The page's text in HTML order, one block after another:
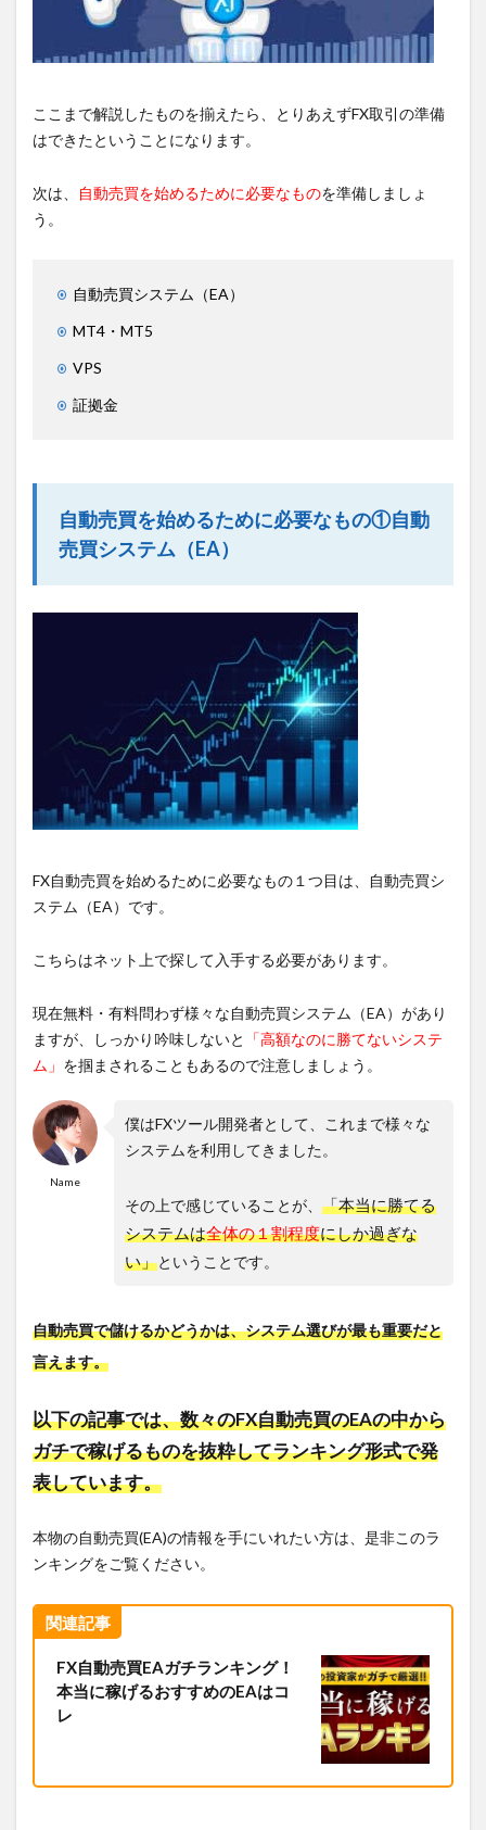
ここまで解説したものを揃えたら、とりあえずFX取引の準備
はできたということになります。
次は、 自動売買を始めるために必要なものを準備しましょ
う。
自動売買システム（EA）
MT4・MT5
VPS
証拠金
自動売買を始めるために必要なもの①自動
売買システム（EA）
FX自動売買を始めるために必要なもの１つ目は、自動売買シ
ステム（EA）です。
こちらはネット上で探して入手する必要があります。
現在無料・有料問わず様々な自動売買システム（EA）があり
ますが、しっかり吟味しないと
「高額なのに勝てないシステ
ム」 を掴まされることもあるので注意しましょう。
Name
僕はFXツール開発者として、これまで様々な
システムを利用してきました。
その上で感じていることが、 「本当に勝てる
システムは全体の１割程度にしか過ぎな
い」ということです。
自動売買で儲けるかどうかは、システム選びが最も重要だと
言えます。
以下の記事では、数々のFX自動売買のEAの中から
ガチで稼げるものを抜粋してランキング形式で発
表しています。
本物の自動売買(EA)の情報を手にいれたい方は、是非このラ
ンキングをご覧ください。
関連記事
FX自動売買EAガチランキング！
本当に稼げるおすすめのEAはコ
レ